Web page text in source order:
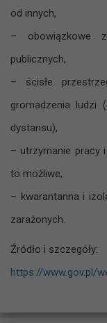
od innych,
– obowiązkowe
publicznych,
– ścisłe
gromadzenia ludzi
dystansu),
– utrzymanie pracy
to możliwe,
– kwarantanna i
zarażonych.
Źródło i szczegóły:
https://www.gov.pl/